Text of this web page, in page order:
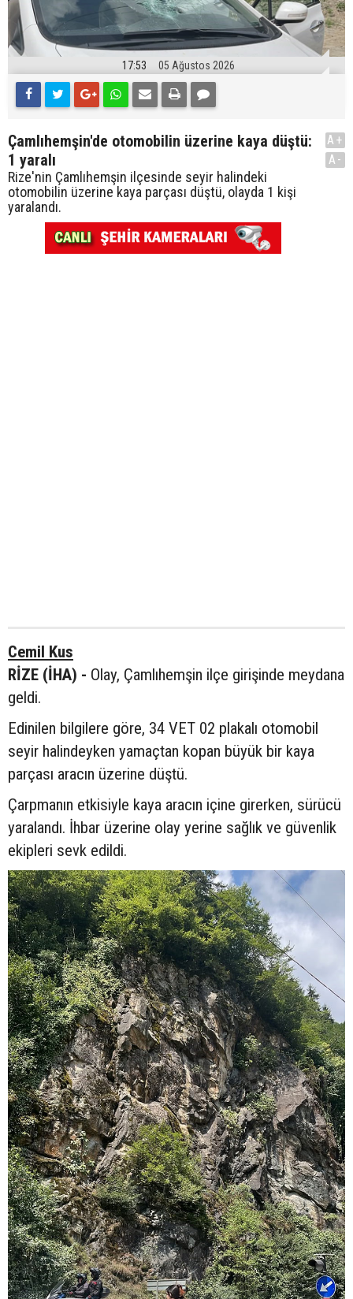
17:53 05 Ağustos 2026
Çamlıhemşin'de otomobilin üzerine kaya düştü:
1 yaralı
Rize'nin Çamlıhemşin ilçesinde seyir halindeki
otomobilin üzerine kaya parçası düştü, olayda 1 kişi
yaralandı.
A+
A-
Cemil Kus
RİZE (İHA) - Olay, Çamlıhemşin ilçe girişinde meydana
geldi.
Edinilen bilgilere göre, 34 VET 02 plakalı otomobil
seyir halindeyken yamaçtan kopan büyük bir kaya
parçası aracın üzerine düştü.
Çarpmanın etkisiyle kaya aracın içine girerken, sürücü
yaralandı. İhbar üzerine olay yerine sağlık ve güvenlik
ekipleri sevk edildi.